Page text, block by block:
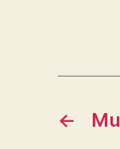
←